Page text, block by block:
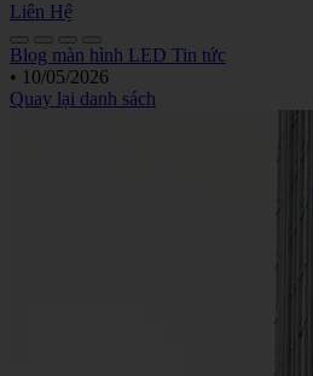
Liên Hệ
Blog màn hình LED Tin tức
• 10/05/2026
Quay lại danh sách